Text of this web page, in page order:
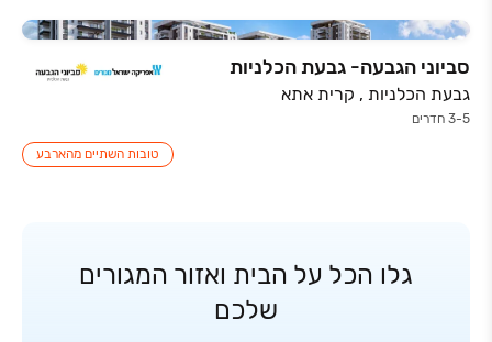
סביוני הגבעה- גבעת הכלניות
גבעת הכלניות , קרית אתא
3-5 חדרים
טובות השתיים מהארבע
גלו הכל על הבית ואזור המגורים
שלכם